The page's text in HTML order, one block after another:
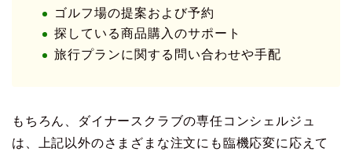
ゴルフ場の提案および予約
探している商品購入のサポート
旅行プランに関する問い合わせや手配
もちろん、ダイナースクラブの専任コンシェルジュ
は、上記以外のさまざまな注文にも臨機応変に応えて